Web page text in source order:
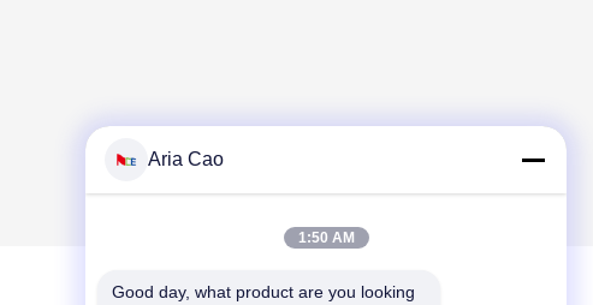
Aria Cao
1:50 AM
Good day, what product are you looking